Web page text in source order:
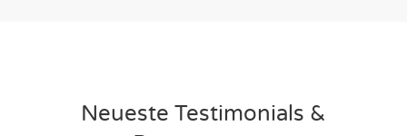
Neueste Testimonials &